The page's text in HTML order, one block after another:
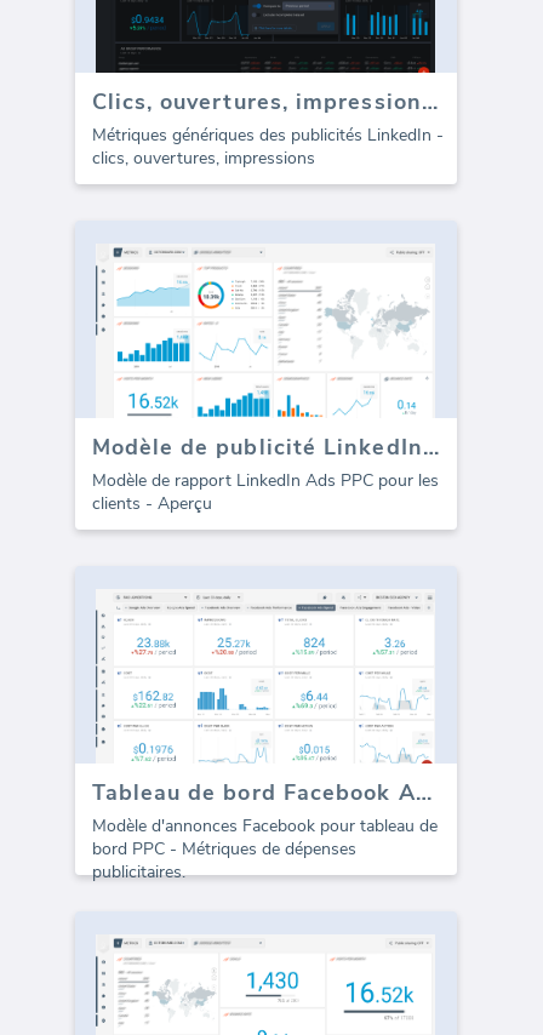
Clics, ouvertures, impressions des publicités LinkedIn
Métriques génériques des publicités LinkedIn -
clics, ouvertures, impressions
Modèle de publicité LinkedIn Ads PPC (Rapport)
Modèle de rapport LinkedIn Ads PPC pour les
clients - Aperçu
Tableau de bord Facebook Ads PPC - Dépenses publicitaires
Modèle d'annonces Facebook pour tableau de
bord PPC - Métriques de dépenses
publicitaires.